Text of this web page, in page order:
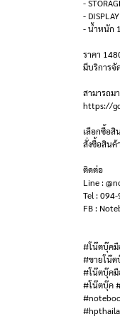
-
-
- น้ำหนัก
ราคา
มีบริการจั
สามารถม
https://
เลือกซื้อ
สั่งซื้อสินค้
ติดต่อ
Line :
Tel :
FB :
#โน๊ตบุ๊คมื
#ขายโน๊ต
#โน๊ตบุ๊คมื
#โน๊ตบุ๊ค